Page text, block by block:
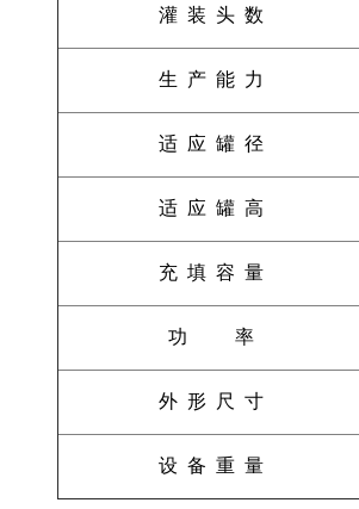
灌 装 头 数
生 产 能 力
适 应 罐 径
适 应 罐 高
充 填 容 量
功 率
外 形 尺 寸
设 备 重 量